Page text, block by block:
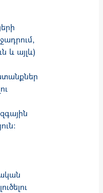
և այլև)